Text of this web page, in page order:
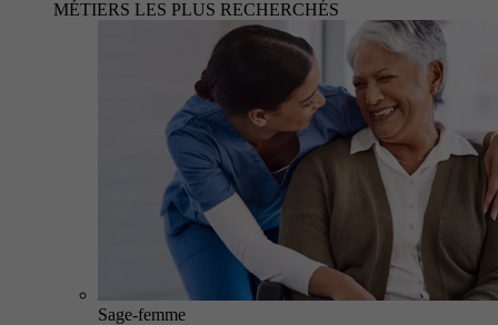
MÉTIERS LES PLUS RECHERCHÉS
Sage-femme